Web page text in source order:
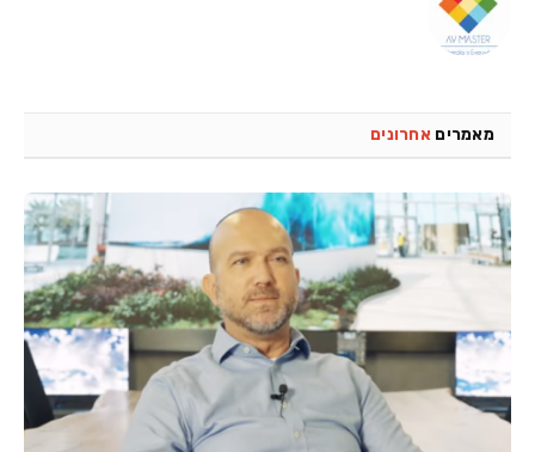
מאמרים אחרונים